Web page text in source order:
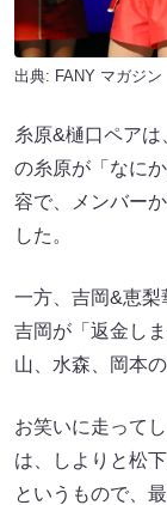
出典: FANY マガジン
糸原&樋口ペア
の糸原が「なに
容で、メンバー
した。
一方、吉岡&恵梨
吉岡が「返金し
山、水森、岡本
お笑いに走って
は、しよりと松
というもので、